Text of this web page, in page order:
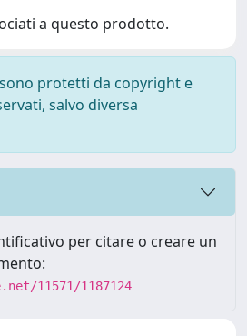
a questo prodotto.
protetti da copyright e
salvo diversa
per citare o creare un
11571/1187124